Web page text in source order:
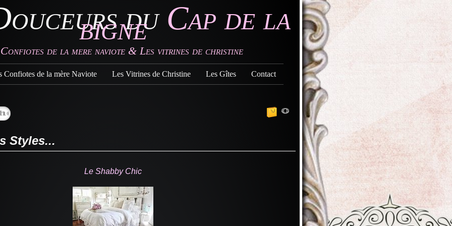
duCap de la
bigne
de la mere naviote & Les vitrines de christine
Confiotes de la mère Naviote Les Vitrines de Christine Les Gîtes Contact
0
Styles...
Le Shabby Chic